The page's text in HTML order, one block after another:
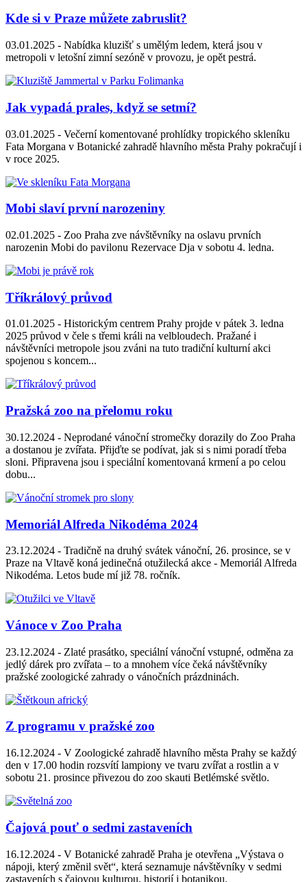
Kde si v Praze můžete zabruslit?
03.01.2025 - Nabídka kluzišť s umělým ledem, která jsou v
metropoli v letošní zimní sezóně v provozu, je opět pestrá.
Jak vypadá prales, když se setmí?
03.01.2025 - Večerní komentované prohlídky tropického skleníku
Fata Morgana v Botanické zahradě hlavního města Prahy pokračují i
v roce 2025.
Mobi slaví první narozeniny
02.01.2025 - Zoo Praha zve návštěvníky na oslavu prvních
narozenin Mobi do pavilonu Rezervace Dja v sobotu 4. ledna.
Tříkrálový průvod
01.01.2025 - Historickým centrem Prahy projde v pátek 3. ledna
2025 průvod v čele s třemi králi na velbloudech. Pražané i
návštěvníci metropole jsou zváni na tuto tradiční kulturní akci
spojenou s koncem...
Pražská zoo na přelomu roku
30.12.2024 - Neprodané vánoční stromečky dorazily do Zoo Praha
a dostanou je zvířata. Přijďte se podívat, jak si s nimi poradí třeba
sloni. Připravena jsou i speciální komentovaná krmení a po celou
dobu...
Memoriál Alfreda Nikodéma 2024
23.12.2024 - Tradičně na druhý svátek vánoční, 26. prosince, se v
Praze na Vltavě koná jedinečná otužilecká akce - Memoriál Alfreda
Nikodéma. Letos bude mí již 78. ročník.
Vánoce v Zoo Praha
23.12.2024 - Zlaté prasátko, speciální vánoční vstupné, odměna za
jedlý dárek pro zvířata – to a mnohem více čeká návštěvníky
pražské zoologické zahrady o vánočních prázdninách.
Z programu v pražské zoo
16.12.2024 - V Zoologické zahradě hlavního města Prahy se každý
den v 17.00 hodin rozsvítí lampiony ve tvaru zvířat a rostlin a v
sobotu 21. prosince přivezou do zoo skauti Betlémské světlo.
Čajová pouť o sedmi zastaveních
16.12.2024 - V Botanické zahradě Praha je otevřena „Výstava o
nápoji, který změnil svět“, která seznamuje návštěvníky v sedmi
zastaveních s čajovou kulturou, historií i botanikou.